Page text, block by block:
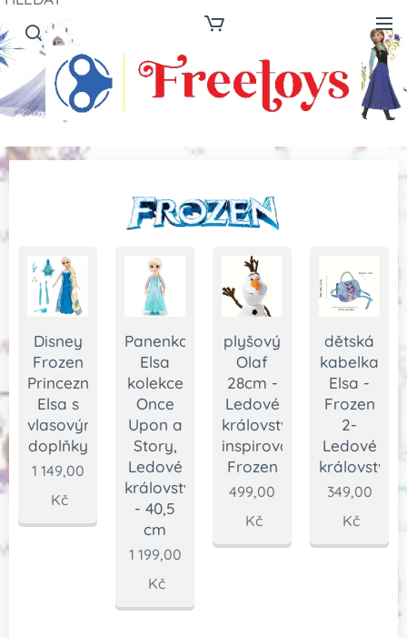
Disney
Frozen
Princezna
Elsa s
vlasovými
doplňky
1 149,00
Kč
Panenka
Elsa
kolekce
Once
Upon a
Story,
Ledové
království
- 40,5
cm
1 199,00
Kč
plyšový
Olaf
28cm -
Ledové
království
inspirováno
Frozen
499,00
Kč
dětská
kabelka
Elsa -
Frozen
2-
Ledové
království
349,00
Kč